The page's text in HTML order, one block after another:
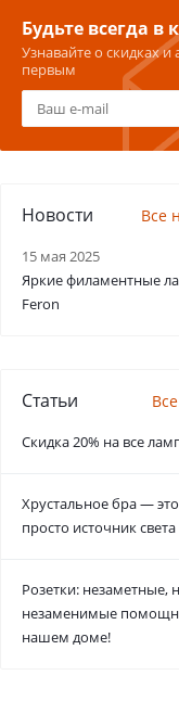
Будьте всегда в
Узнавайте о скидках и
первым
Новости Все
15 мая 2025
Яркие филаментные
Feron
Статьи
Скидка 20% на все
Хрустальное бра —
просто источник света
Розетки: незаметные,
незаменимые
нашем доме!